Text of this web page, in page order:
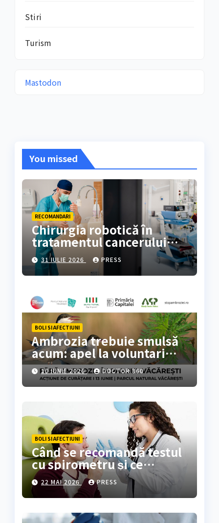
Stiri
Turism
Mastodon
You missed
RECOMANDARI
Chirurgia robotică în
tratamentul cancerului
colorectal
31 IULIE 2026 PRESS
BOLI SI AFECTIUNI
Ambrozia trebuie smulsă
acum: apel la voluntari
pentru acțiune de curățare
în Parcul Natural
Văcărești
10 IUNIE 2026 DOCTOR 360
BOLI SI AFECTIUNI
Când se recomandă testul
cu spirometru și ce
rezultate oferă?
22 MAI 2026 PRESS